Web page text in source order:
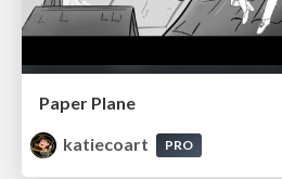
Paper Plane
katiecoart
PRO